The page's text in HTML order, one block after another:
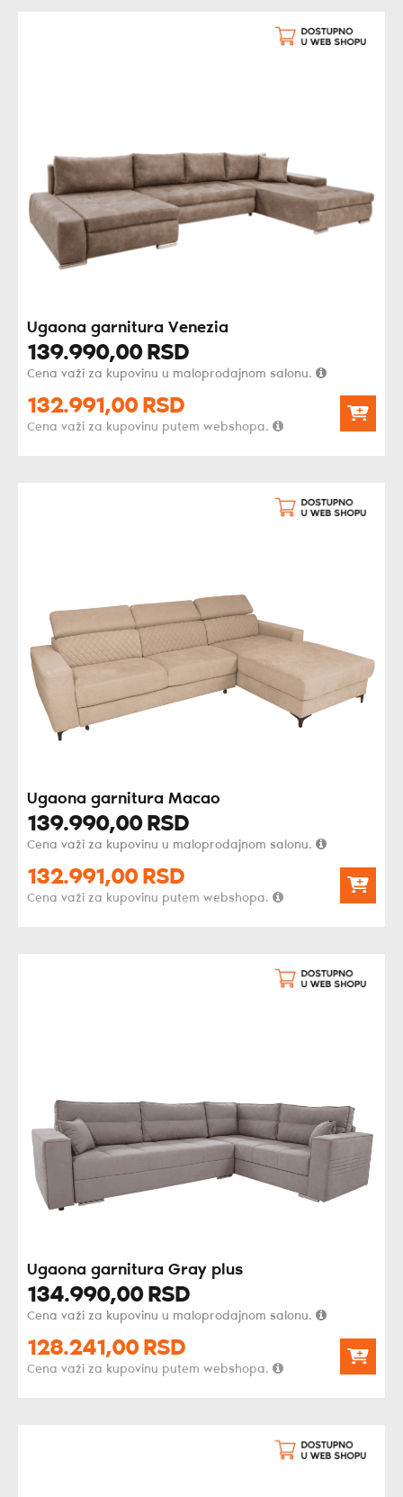
Ugaona garnitura Venezia
139.990,00 RSD
Cena važi za kupovinu u maloprodajnom salonu.
132.991,00 RSD
Cena važi za kupovinu putem webshopa.
Ugaona garnitura Macao
139.990,00 RSD
Cena važi za kupovinu u maloprodajnom salonu.
132.991,00 RSD
Cena važi za kupovinu putem webshopa.
Ugaona garnitura Gray plus
134.990,00 RSD
Cena važi za kupovinu u maloprodajnom salonu.
128.241,00 RSD
Cena važi za kupovinu putem webshopa.